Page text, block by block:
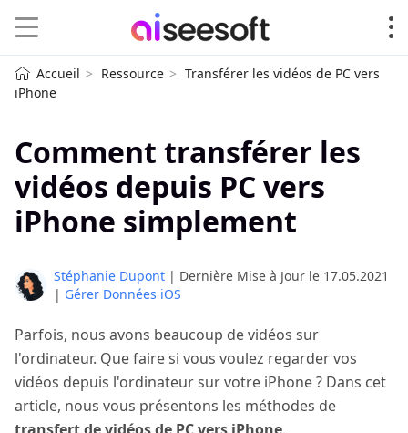
Accueil Ressource
Transférer les vidéos de PC vers
iPhone
Comment transférer les
vidéos depuis PC vers
iPhone simplement
Stéphanie Dupont | Dernière Mise à Jour le 17.05.2021
| Gérer Données iOS
Parfois, nous avons beaucoup de vidéos sur
l'ordinateur. Que faire si vous voulez regarder vos
vidéos depuis l'ordinateur sur votre iPhone ? Dans cet
article, nous vous présentons les méthodes de